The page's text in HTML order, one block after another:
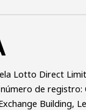
Lotto Direct
de registro:
Building,